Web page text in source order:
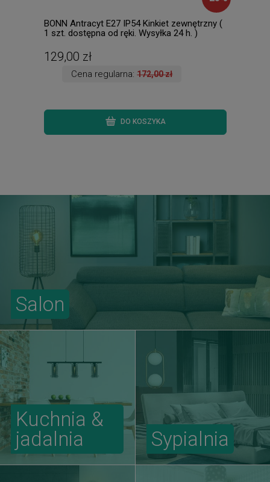
BONN Antracyt E27 IP54 Kinkiet zewnętrzny (
1 szt. dostępna od ręki. Wysyłka 24 h. )
129,00 zł
Cena regularna:172,00 zł
DO KOSZYKA
Salon
Kuchnia &
jadalnia
Sypialnia